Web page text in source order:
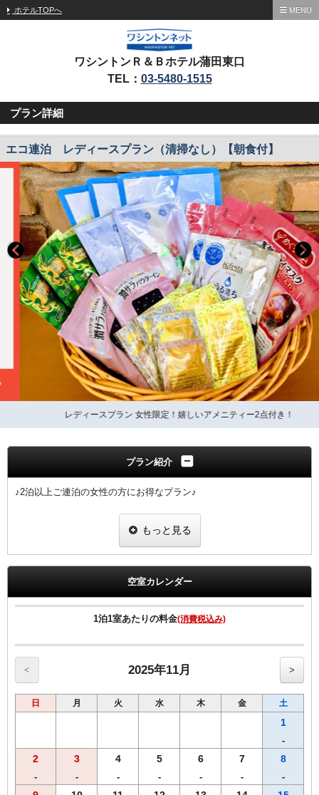
ホテルTOPへ MENU
ワシントンＲ＆Ｂホテル蒲田東口
TEL： 03-5480-1515
プラン詳細
エコ連泊 レディースプラン（清掃なし）【朝食付】
レディースプラン 女性限定！嬉しいアメニティー2点付き！
プラン紹介
♪2泊以上ご連泊の女性の方にお得なプラン♪
※滞在中の客室清掃なしのプランです。（2泊以上からご予約可能な
※ご予定の変更により１泊のみのご利用になりました場合は通常料金
でのご案内となりますのでご注意ください。
■女性にちょっと嬉しい特典付き
ヒーリング・コスメ系グッズの中から2点お選びいただけます。
※グッズ内容は予告なく変更する場合がございますのでご了承くださ
い。
※男性のお客様にはご予約いただけませんので、他のプランにてご予
約ください。
・ウェルカムドリンクとしてホテルオリジナル挽きたてコーヒーをご
用意！
・全室インターネット回線接続可能（Wi-Fi・有線LAN）
もっと見る
空室カレンダー
1泊1室あたりの料金(消費税込み)
< 2025年11月 >
日 月 火 水 木 金 土
1
-
2
-
3
-
4
-
5
-
6
-
7
-
8
-